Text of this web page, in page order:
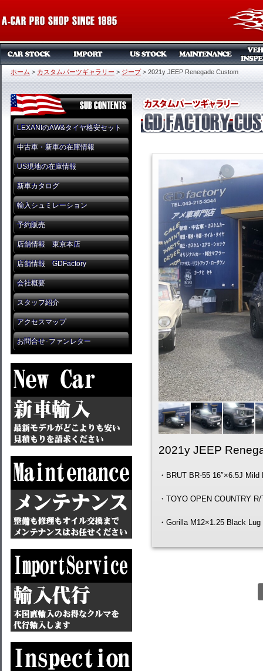
ホーム > カスタムパーツギャラリー > ジープ> 2021y JEEP Renegade Custom
LEXANIのAW&タイヤ格安セット
中古車・新車の在庫情報
US現地の在庫情報
新車カタログ
輸入シュミレーション
予約販売
店舗情報 東京本店
店舗情報 GDFactory
会社概要
スタッフ紹介
アクセスマップ
お問合せ･ファンレター
2021y JEEP
・BRUT BR-55 16″×6.5J
・TOYO OPEN COUNTRY
・Gorilla M12×1.25 Black